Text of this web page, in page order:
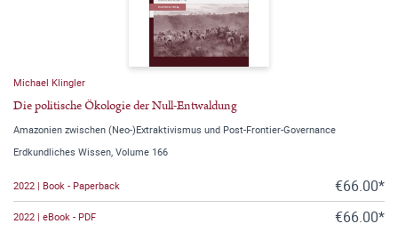
Michael Klingler
Die politische Ökologie der Null-Entwaldung
Amazonien zwischen (Neo-)Extraktivismus und Post-Frontier-Governance
Erdkundliches Wissen, Volume 166
2022 | Book - Paperback €66.00*
2022 | eBook - PDF €66.00*